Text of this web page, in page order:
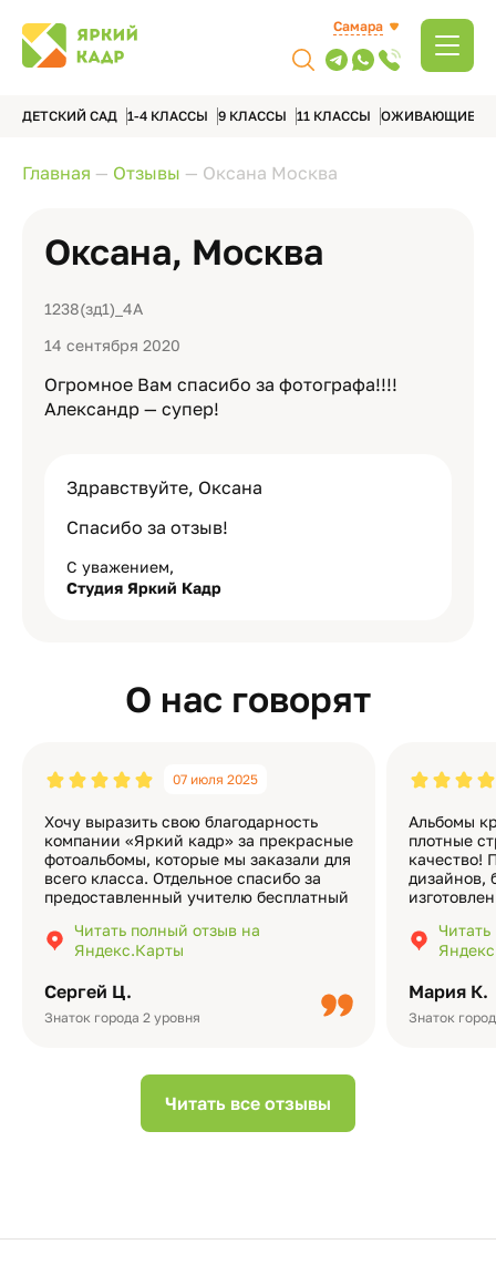
Самара
ДЕТСКИЙ САД 1-4 КЛАССЫ 9 КЛАССЫ 11 КЛАССЫ ОЖИВАЮЩИЕ
Главная — Отзывы — Оксана Москва
Оксана, Москва
1238(зд1)_4А
14 сентября 2020
Огромное Вам спасибо за фотографа!!!!
Александр — супер!
Здравствуйте, Оксана
Спасибо за отзыв!
С уважением,
Студия Яркий Кадр
О нас говорят
Сергей Ц.
Знаток города 2 уровня
07 июля 2025
Хочу выразить свою благодарность
компании «Яркий кадр» за прекрасные
фотоальбомы, которые мы заказали для
всего класса. Отдельное спасибо за
предоставленный учителю бесплатный
подчёркивает значимость события.
Качество альбомов на высшем уровне:
Читать полный отзыв на
Яндекс.Карты
Мария К.
Знаток
Альбомы
плотные
качество!
дизайнов,
добавить
видео с
Читать все отзывы